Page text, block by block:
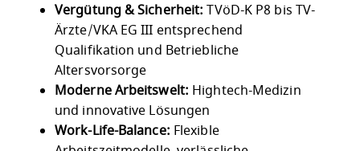
Vergütung & Sicherheit: TVöD-K P8 bis TV-
Ärzte/VKA EG III entsprechend
Qualifikation und Betriebliche
Altersvorsorge
Moderne Arbeitswelt: Hightech-Medizin
und innovative Lösungen
Work-Life-Balance: Flexible